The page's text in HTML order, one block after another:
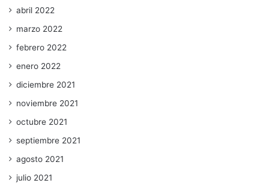
abril 2022
marzo 2022
febrero 2022
enero 2022
diciembre 2021
noviembre 2021
octubre 2021
septiembre 2021
agosto 2021
julio 2021